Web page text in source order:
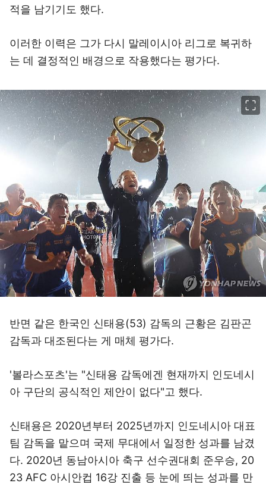
적을 남기기도 했다.
이러한 이력은 그가 다시 말레이시아 리그로 복귀하
는 데 결정적인 배경으로 작용했다는 평가다.
반면 같은 한국인 신태용(53) 감독의 근황은 김판곤
감독과 대조된다는 게 매체 평가다.
'볼라스포츠'는 "신태용 감독에겐 현재까지 인도네시
아 구단의 공식적인 제안이 없다"고 했다.
신태용은 2020년부터 2025년까지 인도네시아 대표
팀 감독을 맡으며 국제 무대에서 일정한 성과를 남겼
다. 2020년 동남아시아 축구 선수권대회 준우승, 20
23 AFC 아시안컵 16강 진출 등 눈에 띄는 성과를 만